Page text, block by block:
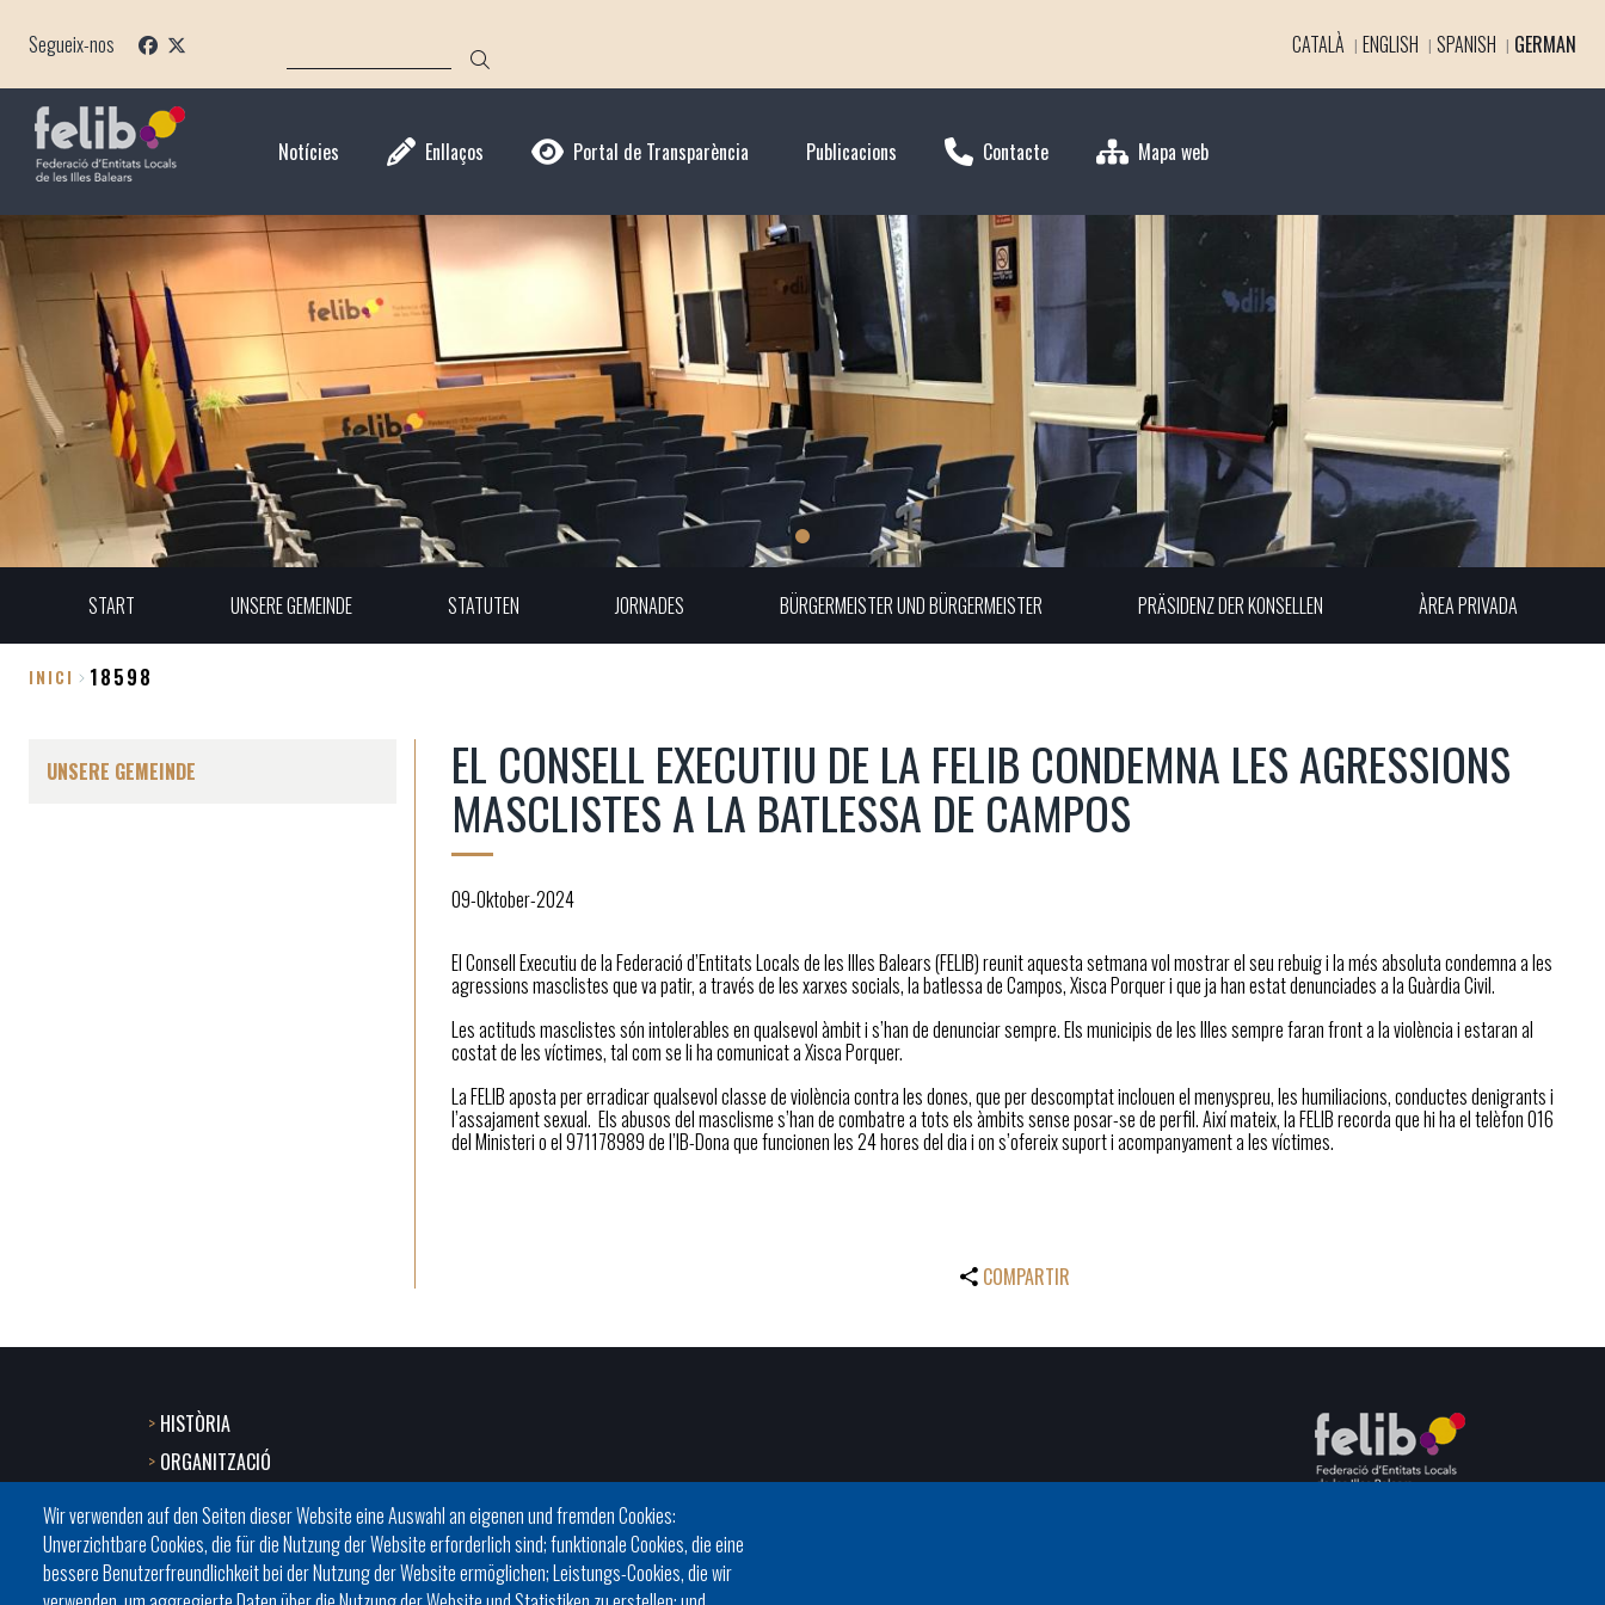
Segueix-nos CATALÀ ENGLISH SPANISH GERMAN
Notícies Enllaços Portal de Transparència Publicacions Contacte Mapa web
START UNSERE GEMEINDE STATUTEN JORNADES BÜRGERMEISTER UND BÜRGERMEISTER PRÄSIDENZ DER KONSELLEN ÀREA PRIVADA
INICI 18598
UNSERE GEMEINDE EL CONSELL EXECUTIU DE LA FELIB CONDEMNA LES AGRESSIONS
MASCLISTES A LA BATLESSA DE CAMPOS
09-Oktober-2024
El Consell Executiu de la Federació d’Entitats Locals de les Illes Balears (FELIB) reunit aquesta setmana vol mostrar el seu rebuig i la més absoluta condemna a les
agressions masclistes que va patir, a través de les xarxes socials, la batlessa de Campos, Xisca Porquer i que ja han estat denunciades a la Guàrdia Civil.
Les actituds masclistes són intolerables en qualsevol àmbit i s’han de denunciar sempre. Els municipis de les Illes sempre faran front a la violència i estaran al
costat de les víctimes, tal com se li ha comunicat a Xisca Porquer.
La FELIB aposta per erradicar qualsevol classe de violència contra les dones, que per descomptat inclouen el menyspreu, les humiliacions, conductes denigrants i
l’assajament sexual. Els abusos del masclisme s’han de combatre a tots els àmbits sense posar-se de perfil. Així mateix, la FELIB recorda que hi ha el telèfon 016
del Ministeri o el 971178989 de l’IB-Dona que funcionen les 24 hores del dia i on s’ofereix suport i acompanyament a les víctimes.
COMPARTIR
Wir verwenden auf den Seiten dieser Website eine Auswahl an eigenen und fremden Cookies:
Unverzichtbare Cookies, die für die Nutzung der Website erforderlich sind; funktionale Cookies, die eine
bessere Benutzerfreundlichkeit bei der Nutzung der Website ermöglichen; Leistungs-Cookies, die wir
Footer
menu
1
HISTÒRIA
ORGANITZACIÓ
BATLES I BATLESSES
JORNADES